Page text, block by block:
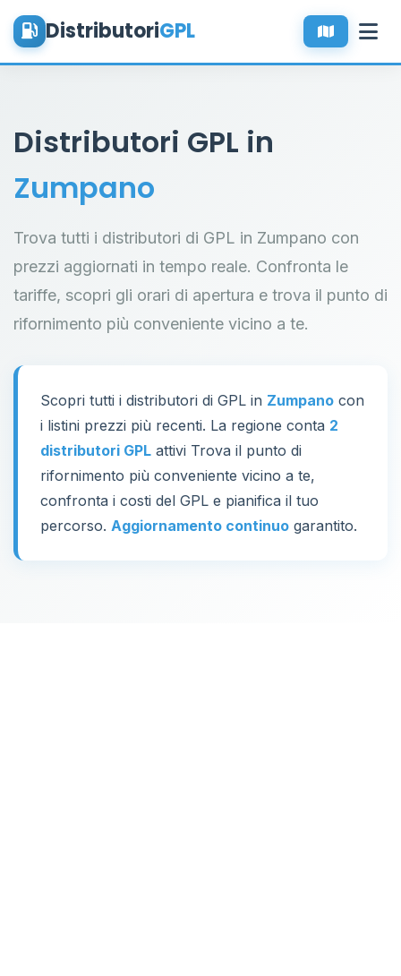
DistributoriGPL
Distributori GPL in
Zumpano
Trova tutti i distributori di GPL in Zumpano con
prezzi aggiornati in tempo reale. Confronta le
tariffe, scopri gli orari di apertura e trova il punto di
rifornimento più conveniente vicino a te.
Scopri tutti i distributori di GPL in Zumpano con
i listini prezzi più recenti. La regione conta 2
distributori GPL attivi Trova il punto di
rifornimento più conveniente vicino a te,
confronta i costi del GPL e pianifica il tuo
percorso. Aggiornamento continuo garantito.